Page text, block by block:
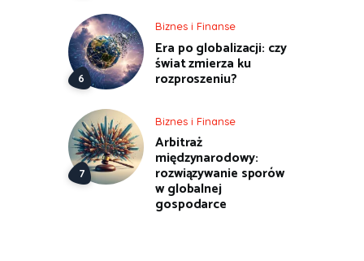
Biznes i Finanse
Era po globalizacji: czy
świat zmierza ku
rozproszeniu?
Biznes i Finanse
Arbitraż
międzynarodowy:
rozwiązywanie sporów
w globalnej
gospodarce